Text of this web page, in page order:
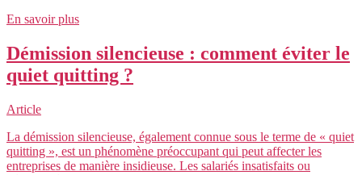
En savoir plus
Démission silencieuse : comment éviter le
quiet quitting ?
Article
La démission silencieuse, également connue sous le terme de « quiet
quitting », est un phénomène préoccupant qui peut affecter les
entreprises de manière insidieuse. Les salariés insatisfaits ou